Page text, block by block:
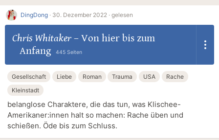
DingDong · 30. Dezember 2022 · gelesen
Chris Whitaker– Von hier bis zum
Anfang
445 Seiten
Gesellschaft Liebe Roman Trauma USA
Rache
Kleinstadt
belanglose Charaktere, die das tun, was Klischee-
Amerikaner:innen halt so machen: Rache üben und
schießen. Öde bis zum Schluss.